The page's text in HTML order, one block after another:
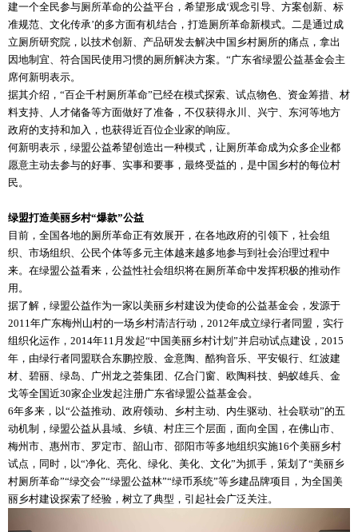
建一个全民参与厕所革命的公益平台，希望形成‘观念引导、方案创新、标
准规范、文化传承’的多方面有机结合，打造厕所革命新模式。二是通过成
立厕所研究院，以技术创新、产品研发去解决中国乡村厕所的痛点，拿出
因地制宜、符合国民使用习惯的厕所解决方案。“广东省绿盟公益基金会主
席何新明表示。
据其介绍，“百企千村厕所革命”已经在模式探索、试点物色、资金筹措、材
料支持、人才储备等方面做好了准备，不仅获得永川、兴宁、东河等地方
政府的支持和加入，也获得近百位企业家的响应。
何新明表示，绿盟公益希望创造出一种模式，让厕所革命成为众多企业都
愿意主动去参与的好事、实事和要事，最终受益的，是中国乡村的每位村
民。
绿盟打造美丽乡村“爆款”公益
目前，全国各地的厕所革命正有效展开，在各地政府的引领下，社会组
织、市场组织、公民个体等多元主体越来越多地参与到社会治理过程中
来。在绿盟公益看来，公益性社会组织将在厕所革命中发挥积极的推动作
用。
据了解，绿盟公益作为一家以美丽乡村建设为使命的公益基金会，发源于
2011年广东梅州山村的一场乡村清洁行动，2012年成立绿行者同盟，实行
组织化运作，2014年11月发起“中国美丽乡村计划”并启动试点建设，2015
年，由绿行者同盟联合东鹏控股、金意陶、酷狗音乐、平安银行、红波建
材、碧丽、绿岛、广州龙之荟集团、亿合门窗、欧陶科技、蚂蚁雄兵、金
戈等全国近30家企业发起注册广东省绿盟公益基金会。
6年多来，以“公益推动、政府领动、乡村主动、内生驱动、社会联动”的五
动机制，绿盟公益从县域、乡镇、村庄三个层面，面向全国，在佛山市、
梅州市、惠州市、罗定市、韶山市、邵阳市等多地组织实施16个美丽乡村
试点，同时，以“净化、亮化、绿化、美化、文化”为抓手，策划了“美丽乡
村厕所革命”“绿交会”“绿盟公益林”“绿币系统”等乡建品牌项目，为全国美
丽乡村建设探索了经验，树立了典型，引起社会广泛关注。